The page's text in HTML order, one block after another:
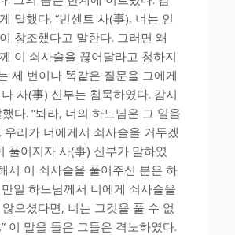
말했다. “빈센트 사(事), 너는 인
창조했다고 말한다. 그러면 왜
이 쇠사슬을 끊어달라고 청하지
세 번이나 똑같은 질문을 그에게
사(事) 신부는 침묵하였다. 감시
다. “봐라, 너의 하느님은 그 일을
우리가 너에게서 쇠사슬을 거두겠
풀어지자 사(事) 신부가 말하였
서 이 쇠사슬을 풀어주신 분은 하
일 하느님께서 너에게 쇠사슬을
으셨다면, 너는 그것을 풀 수 없
이 말을 들은 그들은 격노하였다.